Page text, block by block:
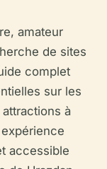
amateur
de sites
complet
sur les
à
accessible